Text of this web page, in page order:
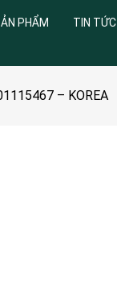
PHẨM TIN TỨC
– KOREA